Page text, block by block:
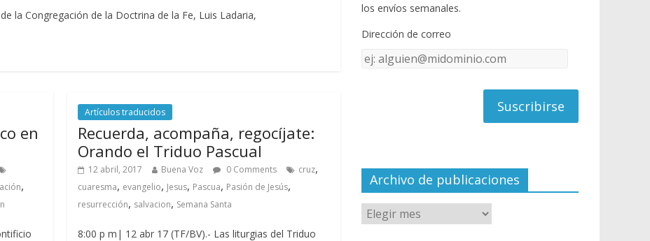
la Congregación de la Doctrina de la Fe, Luis Ladaria,
en
,
Artículos traducidos
Recuerda, acompaña, regocíjate:
Orando el Triduo Pascual
12 abril, 2017 Buena Voz 0 Comments cruz,
cuaresma, evangelio, Jesus, Pascua, Pasión de Jesús,
resurrección, salvacion, Semana Santa
8:00 p m| 12 abr 17 (TF/BV).- Las liturgias del Triduo
o
k e
C
el
los envíos semanales.
Dirección de correo
Dirección
Archivo de publicaciones